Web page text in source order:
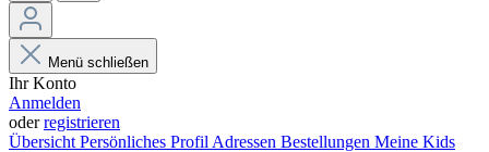
Menü schließen
Ihr Konto
Anmelden
oderregistrieren
Übersicht Persönliches Profil Adressen Bestellungen Meine Kids